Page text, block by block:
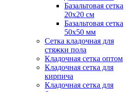
Базальтовая сетка
20x20 см
Базальтовая сетка
50x50 мм
Сетка кладочная для
стяжки пола
Кладочная сетка оптом
Кладочная сетка для
кирпича
Кладочная сетка для